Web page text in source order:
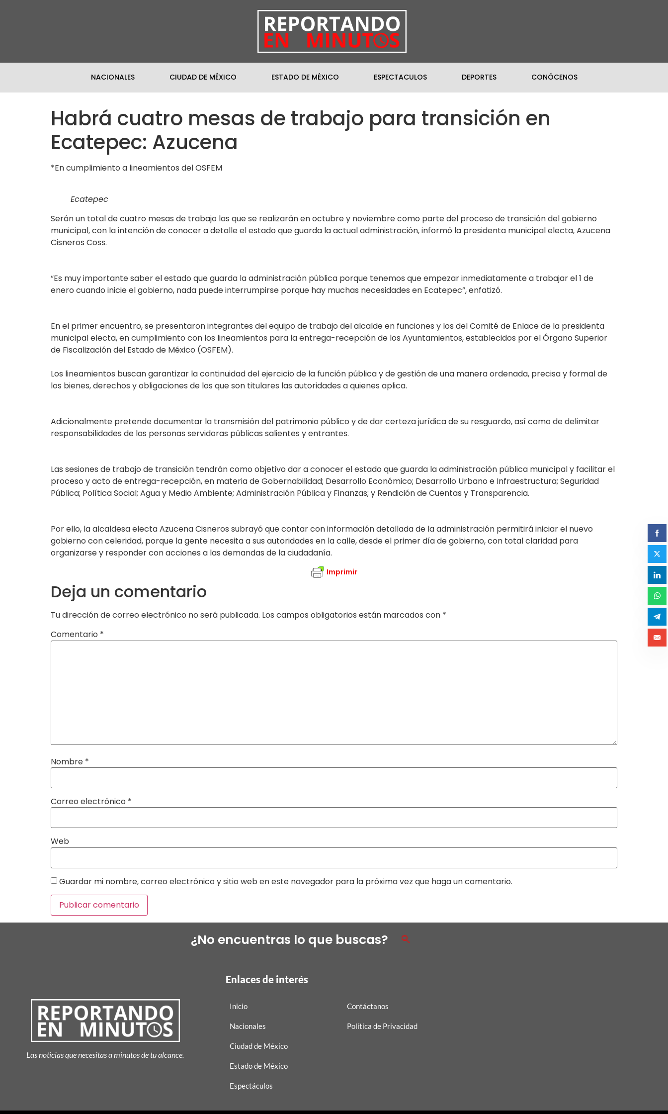
NACIONALES CIUDAD DE MÉXICO ESTADO DE MÉXICO ESPECTACULOS DEPORTES CONÓCENOS
Habrá cuatro mesas de trabajo para transición en
Ecatepec: Azucena
*En cumplimiento a lineamientos del OSFEM
Ecatepec
Serán un total de cuatro mesas de trabajo las que se realizarán en octubre y noviembre como parte del proceso de transición del gobierno
municipal, con la intención de conocer a detalle el estado que guarda la actual administración, informó la presidenta municipal electa, Azucena
Cisneros Coss.
“Es muy importante saber el estado que guarda la administración pública porque tenemos que empezar inmediatamente a trabajar el 1 de
enero cuando inicie el gobierno, nada puede interrumpirse porque hay muchas necesidades en Ecatepec”, enfatizó.
En el primer encuentro, se presentaron integrantes del equipo de trabajo del alcalde en funciones y los del Comité de Enlace de la presidenta
municipal electa, en cumplimiento con los lineamientos para la entrega-recepción de los Ayuntamientos, establecidos por el Órgano Superior
de Fiscalización del Estado de México (OSFEM).
Los lineamientos buscan garantizar la continuidad del ejercicio de la función pública y de gestión de una manera ordenada, precisa y formal de
los bienes, derechos y obligaciones de los que son titulares las autoridades a quienes aplica.
Adicionalmente pretende documentar la transmisión del patrimonio público y de dar certeza jurídica de su resguardo, así como de delimitar
responsabilidades de las personas servidoras públicas salientes y entrantes.
Las sesiones de trabajo de transición tendrán como objetivo dar a conocer el estado que guarda la administración pública municipal y facilitar el
proceso y acto de entrega-recepción, en materia de Gobernabilidad; Desarrollo Económico; Desarrollo Urbano e Infraestructura; Seguridad
Pública; Política Social; Agua y Medio Ambiente; Administración Pública y Finanzas; y Rendición de Cuentas y Transparencia.
Por ello, la alcaldesa electa Azucena Cisneros subrayó que contar con información detallada de la administración permitirá iniciar el nuevo
gobierno con celeridad, porque la gente necesita a sus autoridades en la calle, desde el primer día de gobierno, con total claridad para
organizarse y responder con acciones a las demandas de la ciudadanía.
Imprimir
Deja un comentario
Tu dirección de correo electrónico no será publicada. Los campos obligatorios están marcados con *
Comentario *
Nombre *
Correo electrónico *
Web
Guardar mi nombre, correo electrónico y sitio web en este navegador para la próxima vez que haga un comentario.
¿No encuentras lo que buscas?
Las noticias que necesitas a minutos de tu alcance.
Enlaces de interés
Inicio
Nacionales
Ciudad de México
Estado de México
Espectáculos
Contáctanos
Política de Privacidad